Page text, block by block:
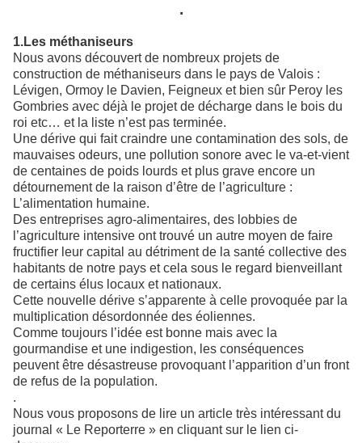
.
1.Les méthaniseurs
Nous avons découvert de nombreux projets de
construction de méthaniseurs dans le pays de Valois :
Lévigen, Ormoy le Davien, Feigneux et bien sûr Peroy les
Gombries avec déjà le projet de décharge dans le bois du
roi etc… et la liste n’est pas terminée.
Une dérive qui fait craindre une contamination des sols, de
mauvaises odeurs, une pollution sonore avec le va-et-vient
de centaines de poids lourds et plus grave encore un
détournement de la raison d’être de l’agriculture :
L’alimentation humaine.
Des entreprises agro-alimentaires, des lobbies de
l’agriculture intensive ont trouvé un autre moyen de faire
fructifier leur capital au détriment de la santé collective des
habitants de notre pays et cela sous le regard bienveillant
de certains élus locaux et nationaux.
Cette nouvelle dérive s’apparente à celle provoquée par la
multiplication désordonnée des éoliennes.
Comme toujours l’idée est bonne mais avec la
gourmandise et une indigestion, les conséquences
peuvent être désastreuse provoquant l’apparition d’un front
de refus de la population.
.
Nous vous proposons de lire un article très intéressant du
journal « Le Reporterre » en cliquant sur le lien ci-